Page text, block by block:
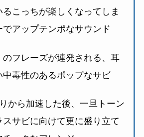
るこっちが楽しくなってしま
でアップテンポなサウンド
のフレーズが連発される、 耳
中毒性のあるポップなサビ
から加速した後、一旦トーン
スサビに向けて更に盛り立て